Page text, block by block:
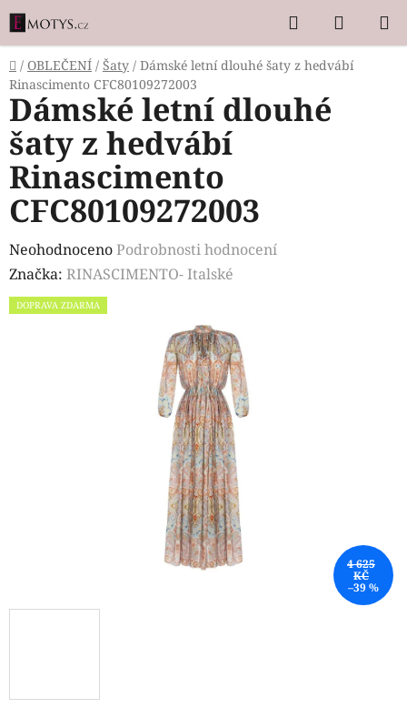
Přejít
na
obsah
Hledat
KOŠÍK
Domů
/ OBLEČENÍ / Šaty / Dámské letní dlouhé šaty z hedvábí
Rinascimento CFC80109272003
Dámské letní dlouhé
šaty z hedvábí
Rinascimento
CFC80109272003
Průměrné
hodnocení
produktu
NeohodnocenoPodrobnosti hodnocení
Značka: RINASCIMENTO- Italské
DOPRAVA ZDARMA
4 625
KČ
–39 %